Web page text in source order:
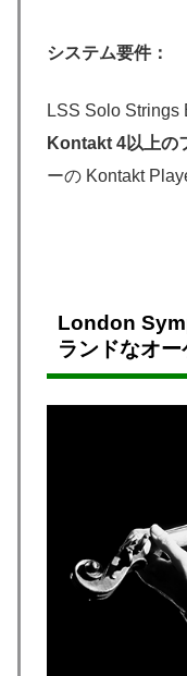
システム要件：
LSS Solo Strings
Kontakt 4以上の
ーの Kontakt
London
ランドなオ